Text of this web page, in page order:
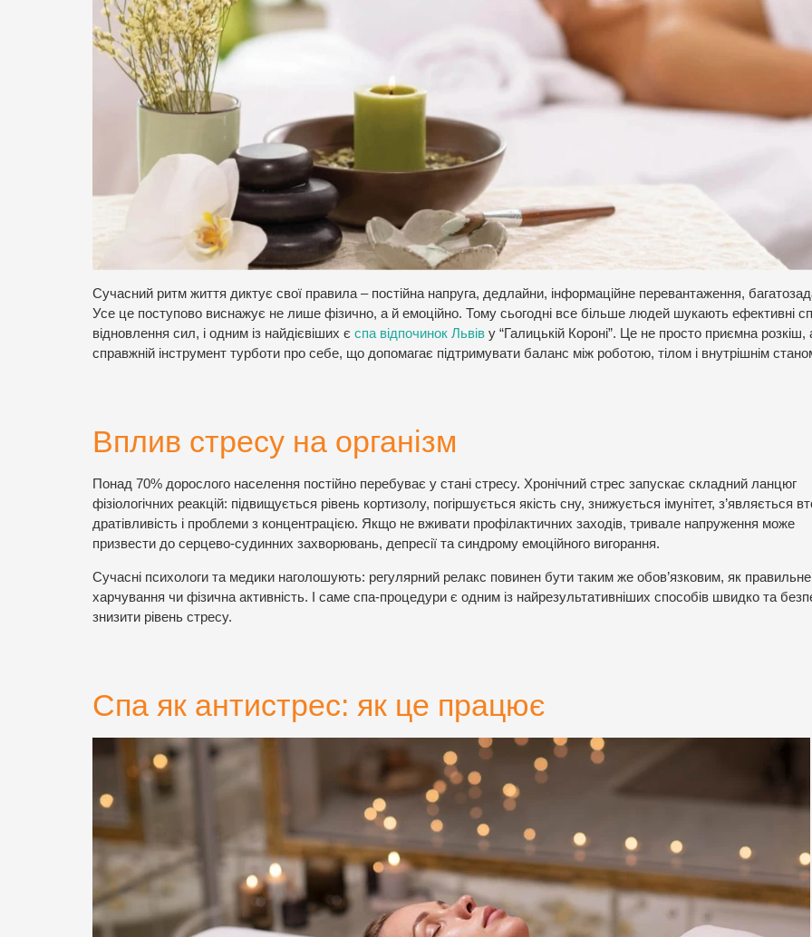
Сучасний ритм життя диктує свої правила – постійна напруга, дедлайни, інформаційне перевантаження,
Усе це поступово виснажує не лише фізично, а й емоційно. Тому сьогодні все більше людей шукають ефективні
відновлення сил, і одним із найдієвіших є спа відпочинок Львів у “Галицькій Короні”. Це не просто приємна розкіш,
справжній інструмент турботи про себе, що допомагає підтримувати баланс між роботою, тілом і внутрішнім
Вплив стресу на організм
Понад 70% дорослого населення постійно перебуває у стані стресу. Хронічний стрес запускає складний ланцюг
фізіологічних реакцій: підвищується рівень кортизолу, погіршується якість сну, знижується імунітет, з’являється
дратівливість і проблеми з концентрацією. Якщо не вживати профілактичних заходів, тривале напруження може
призвести до серцево-судинних захворювань, депресії та синдрому емоційного вигорання.
Сучасні психологи та медики наголошують: регулярний релакс повинен бути таким же обов’язковим, як правильне
харчування чи фізична активність. І саме спа-процедури є одним із найрезультативніших способів швидко та
знизити рівень стресу.
Спа як антистрес: як це працює